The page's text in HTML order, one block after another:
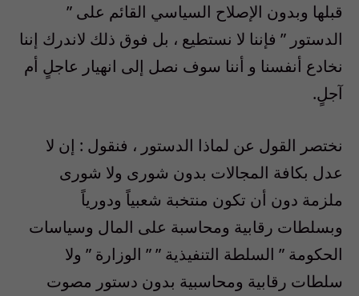
قبلها وبدون الإصلاح السياسي القائم على ”
الدستور ” فإننا لا نستطيع ، بل فوق ذلك لاندرك إننا
نخادع أنفسنا و أننا سوف نصل إلى انهيار عاجلٍ أم
آجلٍ.
نختصر القول عن لماذا الدستور ، فنقول : إن لا
عدل بكافة المجالات بدون شورى ولا شورى
ملزمة دون أن تكون منتخبة شعبياً ودورياً
وبسلطات رقابية ومحاسبة على المال وسياسات
الحكومة ” السلطة التنفيذية ” ” الوزارة ” ولا
سلطات رقابية ومحاسبية بدون دستور مصوت